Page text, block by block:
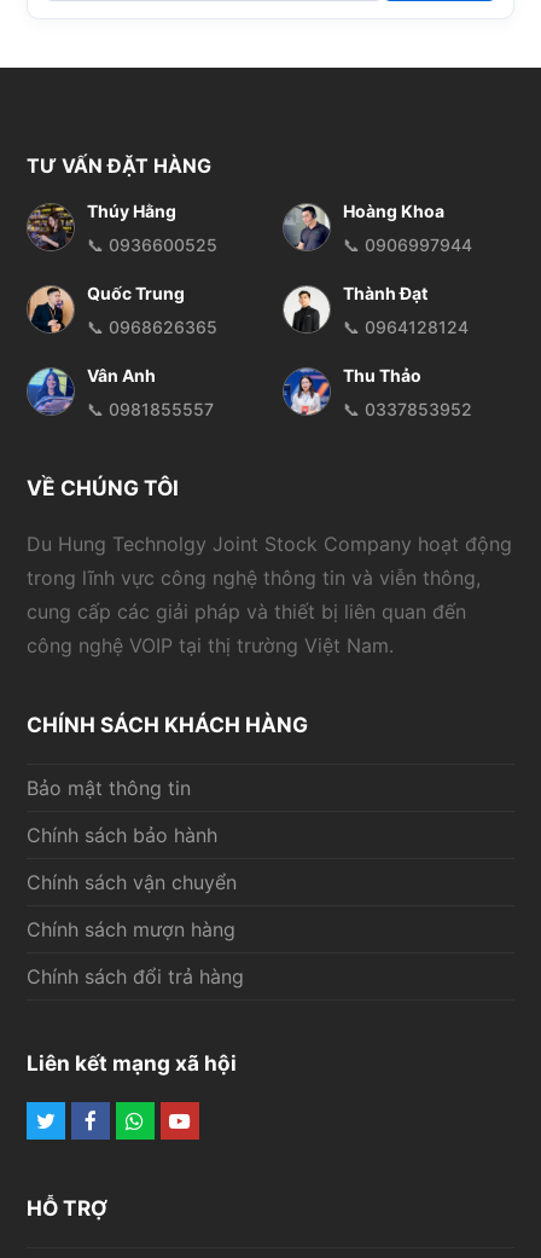
TƯ VẤN ĐẶT HÀNG
Thúy Hằng
📞 0936600525
Hoàng Khoa
📞 0906997944
Quốc Trung
📞 0968626365
Thành Đạt
📞 0964128124
Vân Anh
📞 0981855557
Thu Thảo
📞 0337853952
VỀ CHÚNG TÔI
Du Hung Technolgy Joint Stock Company hoạt động
trong lĩnh vực công nghệ thông tin và viễn thông,
cung cấp các giải pháp và thiết bị liên quan đến
công nghệ VOIP tại thị trường Việt Nam.
CHÍNH SÁCH KHÁCH HÀNG
Bảo mật thông tin
Chính sách bảo hành
Chính sách vận chuyển
Chính sách mượn hàng
Chính sách đổi trả hàng
Liên kết mạng xã hội
TwitterFacebook
Whatsapp
Youtube
HỖ TRỢ